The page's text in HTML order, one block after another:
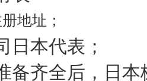
地址；
日本代表；
备齐全后，日